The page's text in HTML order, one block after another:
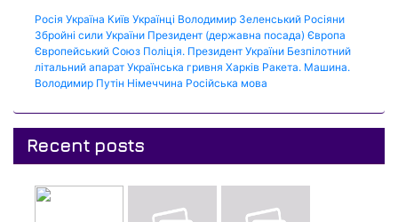
Росія Україна Київ Українці Володимир Зеленський Росіяни
Збройні сили України Президент (державна посада) Європа
Європейський Союз Поліція. Президент України Безпілотний
літальний апарат Українська гривня Харків Ракета. Машина.
Володимир Путін Німеччина Російська мова
Recent posts